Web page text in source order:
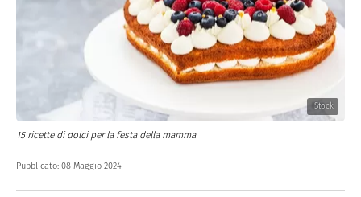
IStock
15 ricette di dolci per la festa della mamma
Pubblicato: 08 Maggio 2024